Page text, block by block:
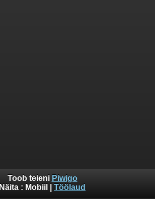
Toob teieni Piwigo
Näita : Mobiil Töölaud